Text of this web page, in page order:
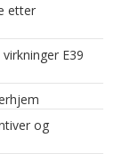
etter
E39
og